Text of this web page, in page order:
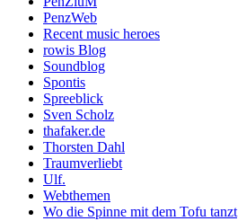
PenzWeb
Recent music heroes
rowis Blog
Soundblog
Spontis
Spreeblick
Sven Scholz
thafaker.de
Thorsten Dahl
Traumverliebt
Ulf.
Webthemen
Wo die Spinne mit dem Tofu tanzt